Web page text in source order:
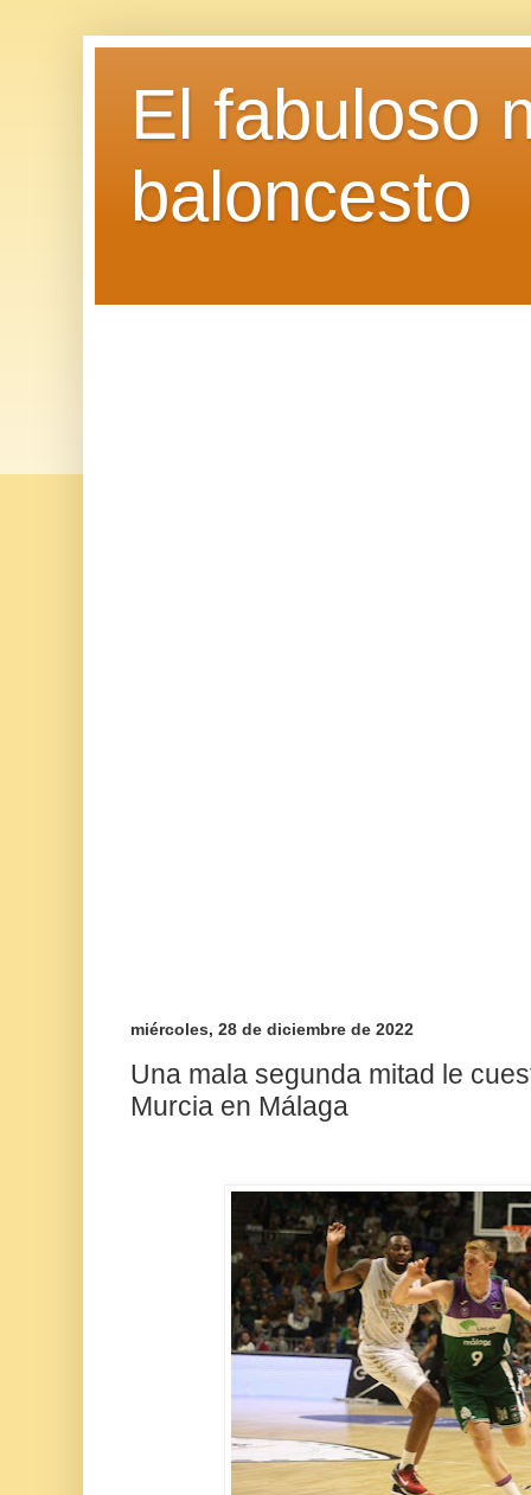
El fabuloso
baloncesto
miércoles, 28 de diciembre de 2022
Una mala segunda mitad le
Murcia en Málaga